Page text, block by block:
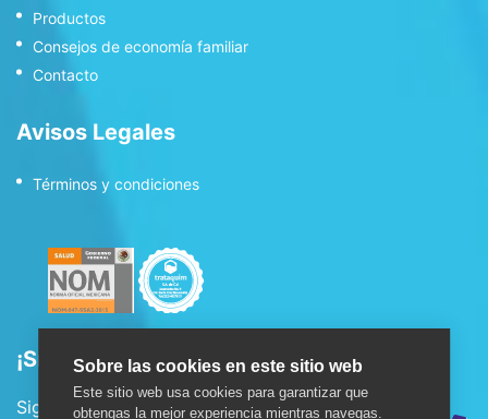
Productos
Consejos de economía familiar
Contacto
Avisos Legales
Términos y condiciones
¡Síguenos!
Sigue nuestras redes sociales:
Sobre las cookies en este sitio web
Este sitio web usa cookies para garantizar que
obtengas la mejor experiencia mientras navegas.